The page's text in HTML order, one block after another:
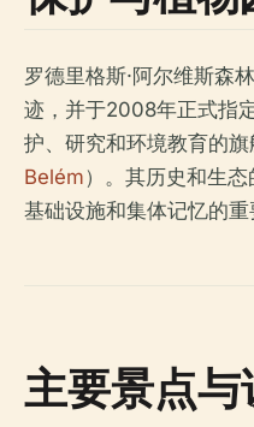
罗德里格斯·阿尔维斯森
迹，并于2008年正式指
护、研究和环境教育的旗
Belém）。其历史和生
基础设施和集体记忆的重
主要景点